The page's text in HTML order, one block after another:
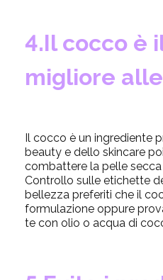
4.Il cocco è
migliore
Il cocco è un ingrediente
beauty e dello skincare
combattere la pelle secca
Controllo sulle etichette
bellezza preferiti che il
formulazione oppure
te con olio o acqua di